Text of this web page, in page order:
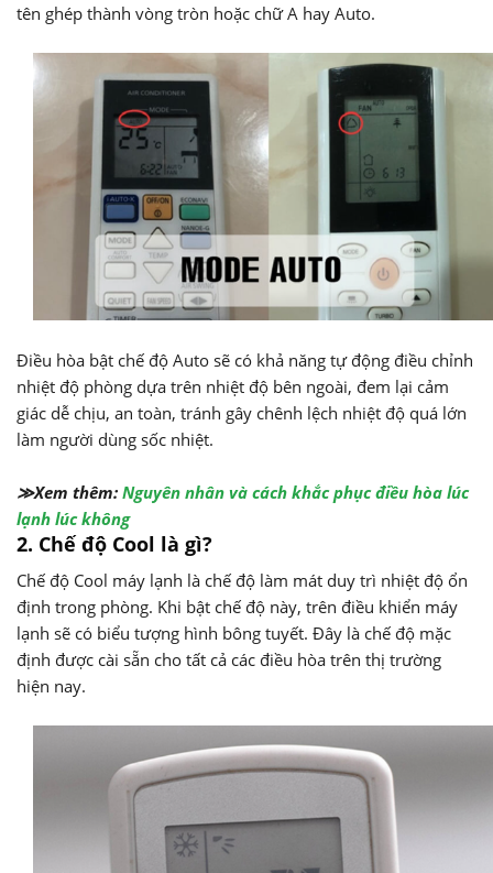
tên ghép thành vòng tròn hoặc chữ A hay Auto.
Điều hòa bật chế độ Auto sẽ có khả năng tự động điều chỉnh
nhiệt độ phòng dựa trên nhiệt độ bên ngoài, đem lại cảm
giác dễ chịu, an toàn, tránh gây chênh lệch nhiệt độ quá lớn
làm người dùng sốc nhiệt.
≫Xem thêm: Nguyên nhân và cách khắc phục điều hòa lúc
lạnh lúc không
2. Chế độ Cool là gì?
Chế độ Cool máy lạnh là chế độ làm mát duy trì nhiệt độ ổn
định trong phòng. Khi bật chế độ này, trên điều khiển máy
lạnh sẽ có biểu tượng hình bông tuyết. Đây là chế độ mặc
định được cài sẵn cho tất cả các điều hòa trên thị trường
hiện nay.